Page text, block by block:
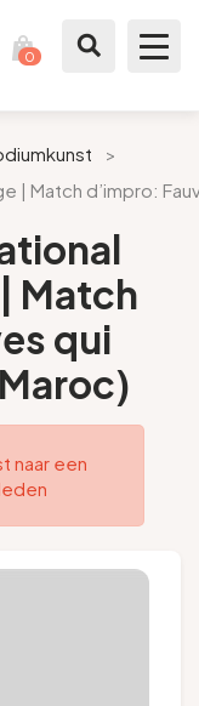
0
>
| Match d’impro:
Match
qui
naar een